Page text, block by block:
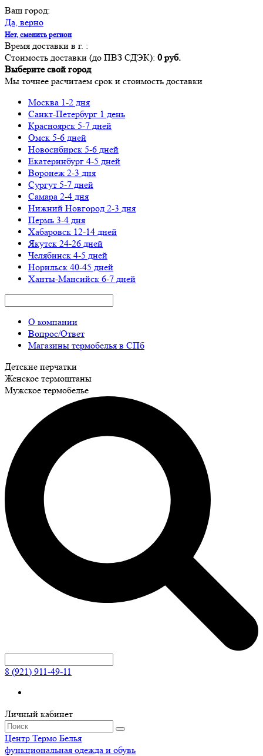
Ваш город:
Да, верно
Нет, сменить регион
Время доставки в г. :
Стоимость доставки (до ПВЗ СДЭК): 0 руб.
Выберите свой город
Мы точнее расчитаем срок и стоимость доставки
Москва 1-2 дня
Санкт-Петербург 1 день
Красноярск 5-7 дней
Омск 5-6 дней
Новосибирск 5-6 дней
Екатеринбург 4-5 дней
Воронеж 2-3 дня
Сургут 5-7 дней
Самара 2-4 дня
Нижний Новгород 2-3 дня
Пермь 3-4 дня
Хабаровск 12-14 дней
Якутск 24-26 дней
Челябинск 4-5 дней
Норильск 40-45 дней
Ханты-Мансийск 6-7 дней
О компании
Вопрос/Ответ
Магазины термобелья в СПб
Детские перчатки
Женское термоштаны
Мужское термобелье
8 (921) 911-49-11
Личный кабинет
Центр Термо Белья
функциональная одежда и обувь